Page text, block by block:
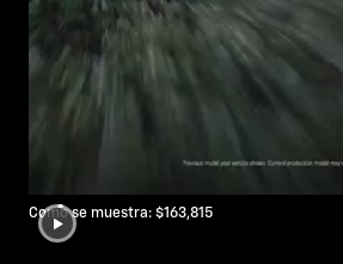
Como se muestra: $163,815